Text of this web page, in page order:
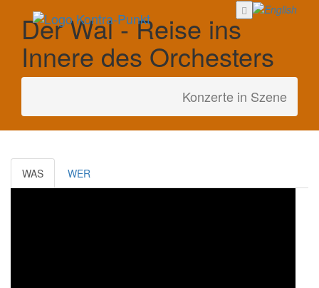
Der Wal - Reise ins
Innere des Orchesters
Konzerte in Szene
WAS WER